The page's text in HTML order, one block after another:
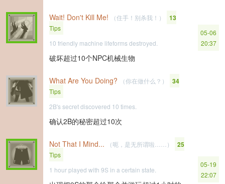
Wait! Don't Kill Me! （住手！别杀我！） 13
Tips
10 friendly machine lifeforms destroyed.
破坏超过10个NPC机械生物
05-06
20:37
What Are You Doing? （你在做什么？） 34
Tips
2B's secret discovered 10 times.
确认2B的秘密超过10次
Not That I Mind... （呃，是无所谓啦……） 25
Tips
1 hour played with 9S in a certain state.
05-19
22:07